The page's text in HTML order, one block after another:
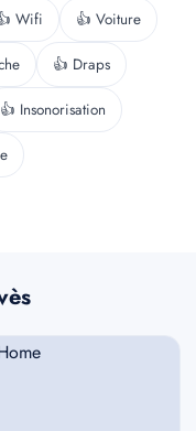
Wifi 👍 Voiture
👍 Draps
👍 Insonorisation